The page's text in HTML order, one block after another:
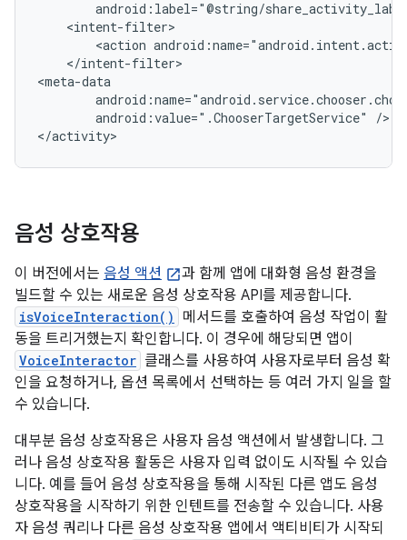
<action
</intent-filter>
android:value=".ChooserTargetService"
/>
</activity>
음성 상호작용
이 버전에서는 음성 액션
과 함께 앱에 대화형 음성 환경을
빌드할 수 있는 새로운 음성 상호작용 API를 제공합니다.
isVoiceInteraction()
메서드를 호출하여 음성 작업이 활
동을 트리거했는지 확인합니다. 이 경우에 해당되면 앱이
VoiceInteractor 클래스를 사용하여 사용자로부터 음성 확
인을 요청하거나, 옵션 목록에서 선택하는 등 여러 가지 일을 할
수 있습니다.
대부분 음성 상호작용은 사용자 음성 액션에서 발생합니다. 그
러나 음성 상호작용 활동은 사용자 입력 없이도 시작될 수 있습
니다. 예를 들어 음성 상호작용을 통해 시작된 다른 앱도 음성
상호작용을 시작하기 위한 인텐트를 전송할 수 있습니다. 사용
자 음성 쿼리나 다른 음성 상호작용 앱에서 액티비티가 시작되